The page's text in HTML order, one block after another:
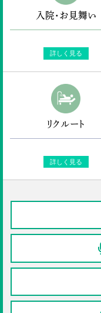
入院・お見舞い
詳しく見る
リクルート
詳しく見る